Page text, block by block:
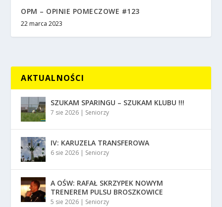
OPM – OPINIE POMECZOWE #123
22 marca 2023
AKTUALNOŚCI
SZUKAM SPARINGU – SZUKAM KLUBU !!!
7 sie 2026 | Seniorzy
IV: KARUZELA TRANSFEROWA
6 sie 2026 | Seniorzy
A OŚW: RAFAŁ SKRZYPEK NOWYM
TRENEREM PULSU BROSZKOWICE
5 sie 2026 | Seniorzy